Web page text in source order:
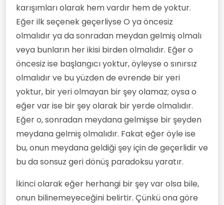
karışımları olarak hem vardır hem de yoktur.
Eğer ilk seçenek geçerliyse O ya öncesiz
olmalıdır ya da sonradan meydan gelmiş olmalı
veya bunların her ikisi birden olmalıdır. Eğer o
öncesiz ise başlangıcı yoktur, öyleyse o sınırsız
olmalıdır ve bu yüzden de evrende bir yeri
yoktur, bir yeri olmayan bir şey olamaz; oysa o
eğer var ise bir şey olarak bir yerde olmalıdır.
Eğer o, sonradan meydana gelmişse bir şeyden
meydana gelmiş olmalıdır. Fakat eğer öyle ise
bu, onun meydana geldiği şey için de geçerlidir ve
bu da sonsuz geri dönüş paradoksu yaratır.
İkinci olarak eğer herhangi bir şey var olsa bile,
onun bilinemeyeceğini belirtir. Çünkü ona göre